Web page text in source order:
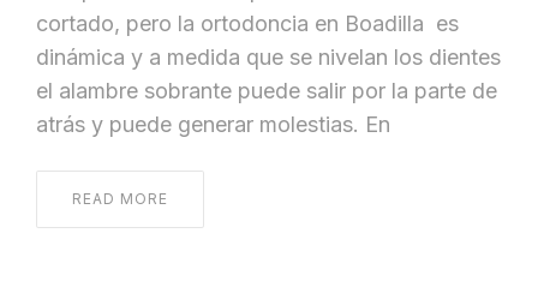
cortado, pero la ortodoncia en Boadilla es
dinámica y a medida que se nivelan los dientes
el alambre sobrante puede salir por la parte de
atrás y puede generar molestias. En
READ MORE